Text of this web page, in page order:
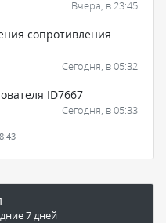
Вчера, в 23:45
сопротивления
Сегодня, в 05:32
ID7667
Сегодня, в 05:33
7 дней